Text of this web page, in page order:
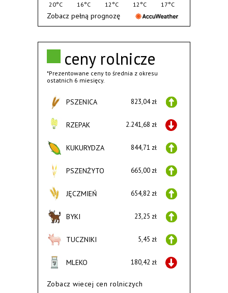
ceny rolnicze
*Prezentowane ceny to średnia z okresu
ostatnich 6 miesięcy.
PSZENICA 823,04 zł
RZEPAK 2.241,68 zł
KUKURYDZA 844,71 zł
PSZENŻYTO 665,00 zł
JĘCZMIEŃ 654,82 zł
BYKI 23,25 zł
TUCZNIKI 5,45 zł
MLEKO 180,42 zł
Zobacz wiecej cen rolniczych
20°C
16°C
12°C
12°C
17°C
Zobacz pełną prognozę